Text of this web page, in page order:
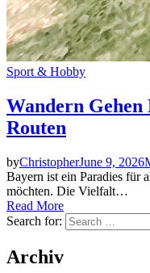
Sport & Hobby
Wandern Gehen
Routen
byChristopherJune 9, 2026
Bayern ist ein Paradies für
möchten. Die Vielfalt…
Read More
Search for:
Archiv